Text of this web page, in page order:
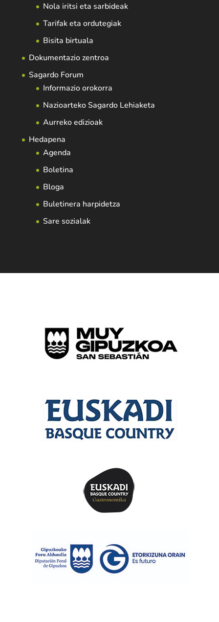
Nola iritsi eta sarbideak
Tarifak eta ordutegiak
Bisita birtuala
Dokumentazio zentroa
Sagardo Forum
Informazio orokorra
Nazioarteko Sagardo Lehiaketa
Aurreko edizioak
Hedapena
Agenda
Boletina
Bloga
Buletinera harpidetza
Sare sozialak